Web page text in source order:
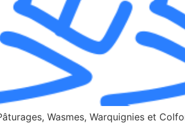
Wasmes, Warquignies et